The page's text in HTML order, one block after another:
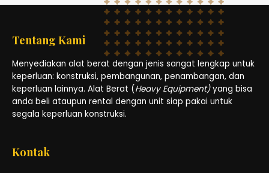
Tentang Kami
Menyediakan alat berat dengan jenis sangat lengkap untuk
keperluan: konstruksi, pembangunan, penambangan, dan
keperluan lainnya. Alat Berat (Heavy Equipment)yang bisa
anda beli ataupun rental dengan unit siap pakai untuk
segala keperluan konstruksi.
Kontak